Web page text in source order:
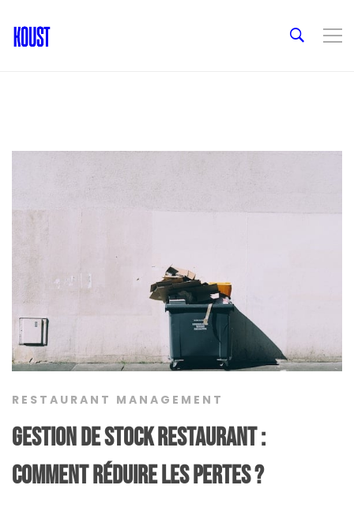
RESTAURANT MANAGEMENT
Gestion de stock restaurant :
comment réduire les pertes ?